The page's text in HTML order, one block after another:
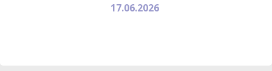
17.06.2026